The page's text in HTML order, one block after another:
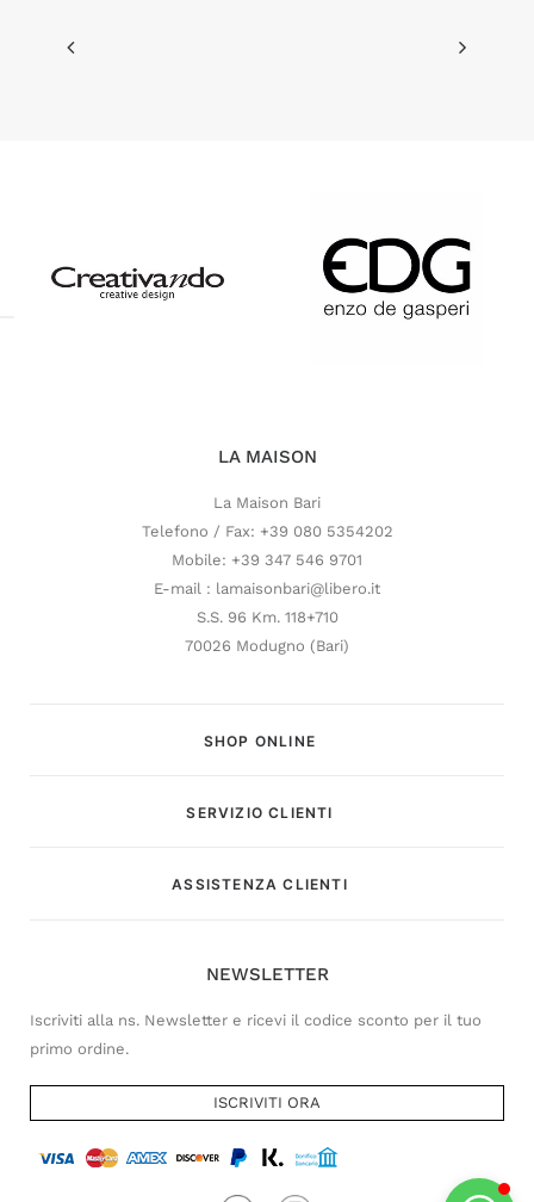
LA MAISON
La Maison Bari
Telefono / Fax: +39 080 5354202
Mobile: +39 347 546 9701
E-mail : lamaisonbari@libero.it
S.S. 96 Km. 118+710
70026 Modugno (Bari)
SHOP ONLINE
SERVIZIO CLIENTI
ASSISTENZA CLIENTI
NEWSLETTER
Iscriviti alla ns. Newsletter e ricevi il codice sconto per il tuo
primo ordine.
ISCRIVITI ORA
Customer Service